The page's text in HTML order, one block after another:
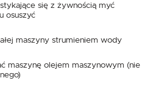
się z żywnością myć
osuszyć
maszyny strumieniem wody
maszynę olejem maszynowym (nie